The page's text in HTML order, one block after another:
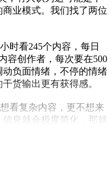
业模式。我们找了两位
时看245个内容，每日
容创作者，每次要在500
负面情绪，不停的情绪
货输出更有获得感。
看复杂内容，更不想来
息就会极度简化，那就